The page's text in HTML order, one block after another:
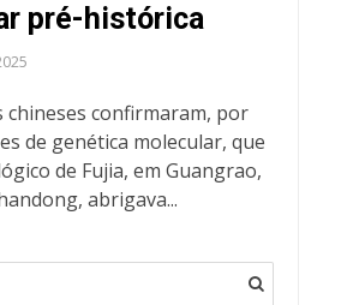
pré-histórica
chineses confirmaram, por
de genética molecular, que
de Fujia, em Guangrao,
abrigava...